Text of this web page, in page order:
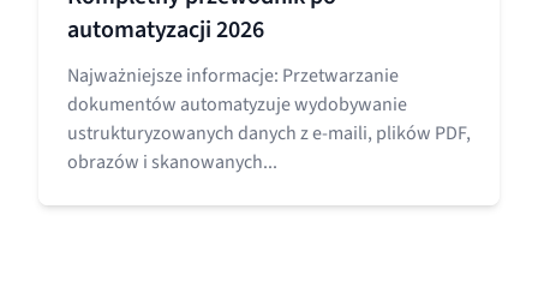
automatyzacji 2026
Najważniejsze informacje: Przetwarzanie
dokumentów automatyzuje wydobywanie
ustrukturyzowanych danych z e-maili, plików PDF,
obrazów i skanowanych...